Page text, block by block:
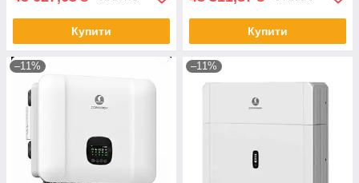
Купити Купити
–11% –11%